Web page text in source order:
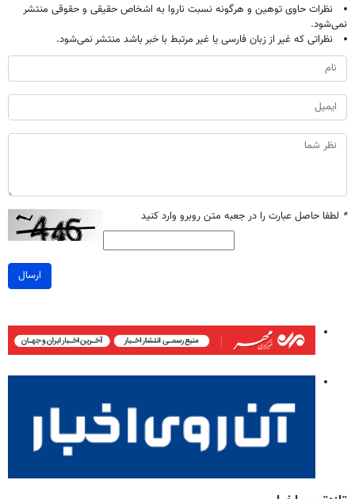
نظرات حاوی توهین و هرگونه نسبت ناروا به اشخاص حقیقی و حقوقی منتشر
نمی‌شود.
نظراتی که غیر از زبان فارسی یا غیر مرتبط با خبر باشد منتشر نمی‌شود.
* لطفا حاصل عبارت را در جعبه متن روبرو وارد کنید
ارسال